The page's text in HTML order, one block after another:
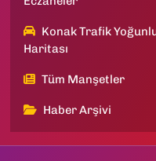
Konak Trafik
Haritası
Tüm Manşetler
Haber Arşivi